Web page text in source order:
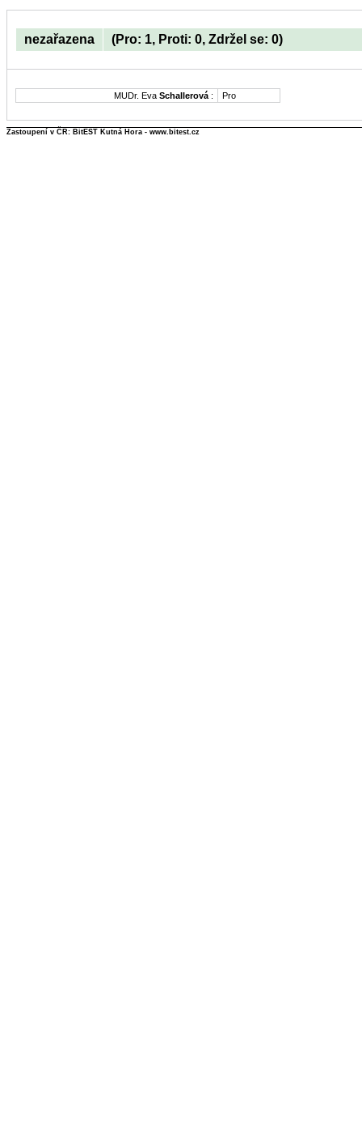
nezařazena (Pro: 1, Proti: 0, Zdržel se: 0)
MUDr. Eva Schallerová : Pro
Zastoupení v ČR: BitEST Kutná Hora - www.bitest.cz